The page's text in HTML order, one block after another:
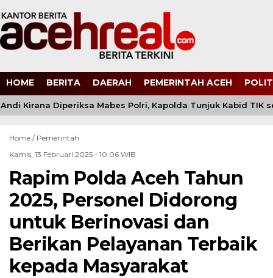
HOME BERITA DAERAH PEMERINTAH ACEH
Kirana Diperiksa Mabes Polri, Kapolda Tunjuk Kabid TIK
Home / Pemerintah
Kamis, 13 Februari 2025 - 10:06 WIB
Rapim Polda Aceh Tahun
2025, Personel Didorong
untuk Berinovasi dan
Berikan Pelayanan Terbaik
kepada Masyarakat